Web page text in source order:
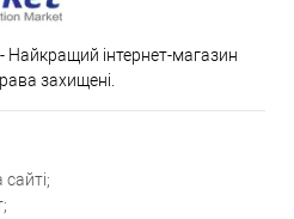
інтернет-магазин
захищені.